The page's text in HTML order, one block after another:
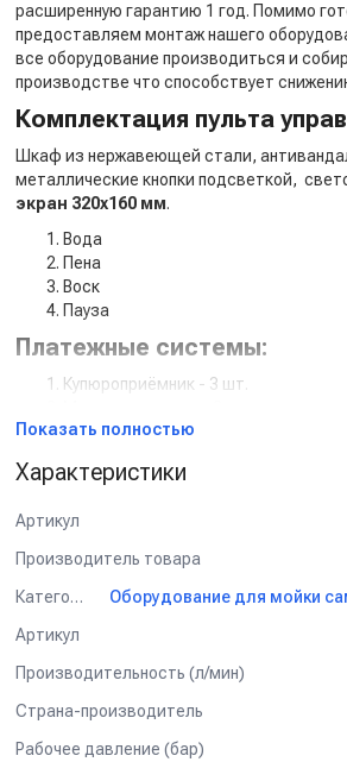
расширенную гарантию 1 год. Помимо
предоставляем монтаж нашего
все оборудование производиться и
производстве что способствует
Комплектация пульта
Шкаф из нержавеющей стали,
металлические кнопки подсветкой,
экран 320х160 мм.
Вода
Пена
Воск
Пауза
Платежные системы:
Купюроприёмник - 3 шт.
Эквайринг (доп услуга)
Силовая часть:
Аппарат высокого давления 200
3 шт.
Силовой блок управления - 3 шт.
Навесное оборудование:
6 пистолетов [вода/пена]
6 держателей пистолета [вода/
12 держателей ковриков [вода/
Показать полностью
Характеристики
Артикул
Производитель товара
Категория
Артикул
Производительность (л/мин)
Страна-производитель
Рабочее давление (бар)